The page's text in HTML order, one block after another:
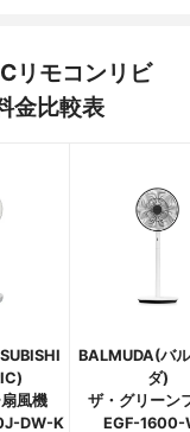
リモコンリビ
金比較表
風機
DW-K
BALMUDA(バ
ダ)
ザ・グリーン
EGF-1600-